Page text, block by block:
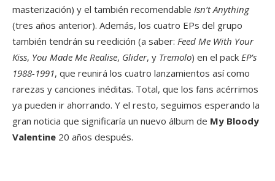
masterización) y el también recomendable Isn’t Anything
(tres años anterior). Además, los cuatro EPs del grupo
también tendrán su reedición (a saber: Feed Me With Your
Kiss, You Made Me Realise, Glider, y Tremolo) en el pack EP’s
1988-1991, que reunirá los cuatro lanzamientos así como
rarezas y canciones inéditas. Total, que los fans acérrimos
ya pueden ir ahorrando. Y el resto, seguimos esperando la
gran noticia que significaría un nuevo álbum de My Bloody
Valentine 20 años después.